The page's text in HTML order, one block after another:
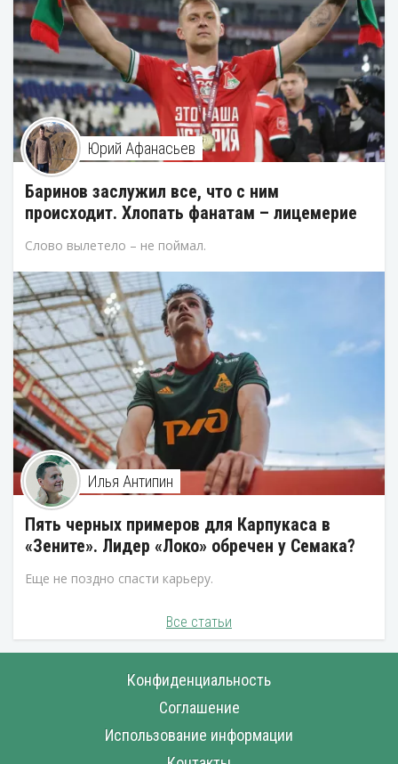
Юрий Афанасьев
Баринов заслужил все, что с ним
происходит. Хлопать фанатам – лицемерие
Слово вылетело – не поймал.
Илья Антипин
Пять черных примеров для Карпукаса в
«Зените». Лидер «Локо» обречен у Семака?
Еще не поздно спасти карьеру.
Все статьи
Конфиденциальность
Соглашение
Использование информации